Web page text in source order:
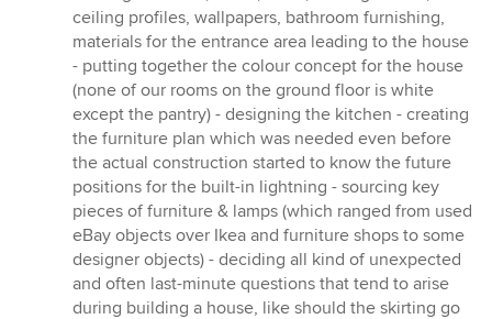
ceiling profiles, wallpapers, bathroom furnishing,
materials for the entrance area leading to the house
- putting together the colour concept for the house
(none of our rooms on the ground floor is white
except the pantry) - designing the kitchen - creating
the furniture plan which was needed even before
the actual construction started to know the future
positions for the built-in lightning - sourcing key
pieces of furniture & lamps (which ranged from used
eBay objects over Ikea and furniture shops to some
designer objects) - deciding all kind of unexpected
and often last-minute questions that tend to arise
during building a house, like should the skirting go